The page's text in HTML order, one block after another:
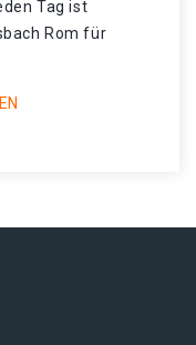
Tag ist
Rom für